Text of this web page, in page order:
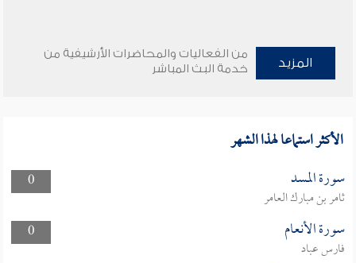
المزيد
من الفعاليات والمحاضرات الأرشيفية من
خدمة البث المباشر
الأكثر استماعا لهذا الشهر
0 سورة المسد
ثامر بن مبارك العامر
0
سورة الأنعام
فارس عباد